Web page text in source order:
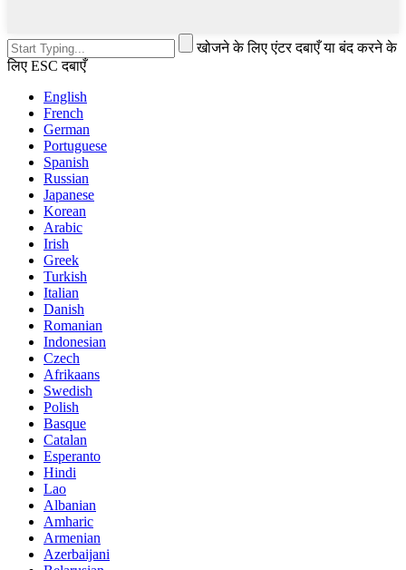
खोजने के लिए एंटर दबाएँ या बंद करने के
लिए ESC दबाएँ
English
French
German
Portuguese
Spanish
Russian
Japanese
Korean
Arabic
Irish
Greek
Turkish
Italian
Danish
Romanian
Indonesian
Czech
Afrikaans
Swedish
Polish
Basque
Catalan
Esperanto
Hindi
Lao
Albanian
Amharic
Armenian
Azerbaijani